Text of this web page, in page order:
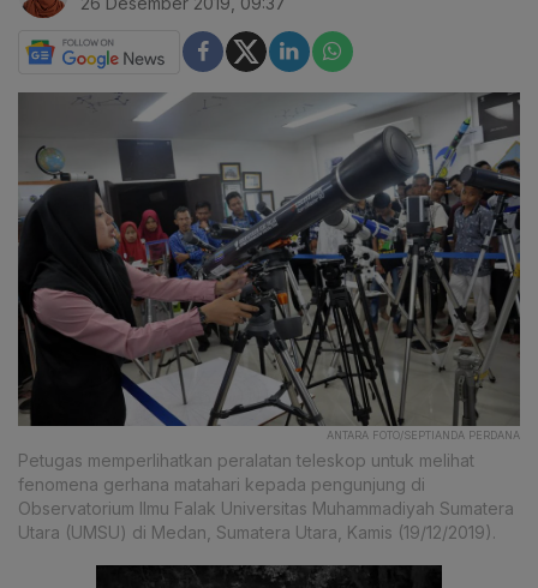
ANTARA FOTO/SEPTIANDA PERDANA
Petugas memperlihatkan peralatan teleskop untuk melihat
fenomena gerhana matahari kepada pengunjung di
Observatorium Ilmu Falak Universitas Muhammadiyah Sumatera
Utara (UMSU) di Medan, Sumatera Utara, Kamis (19/12/2019).